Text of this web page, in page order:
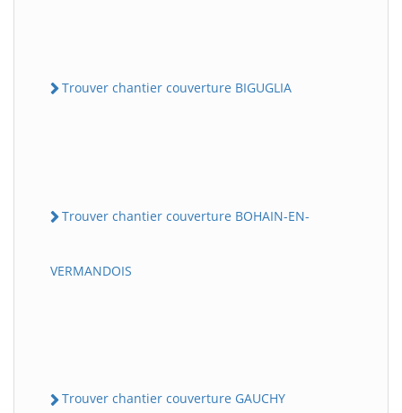
Trouver chantier couverture BIGUGLIA
Trouver chantier couverture BOHAIN-EN-
VERMANDOIS
Trouver chantier couverture GAUCHY